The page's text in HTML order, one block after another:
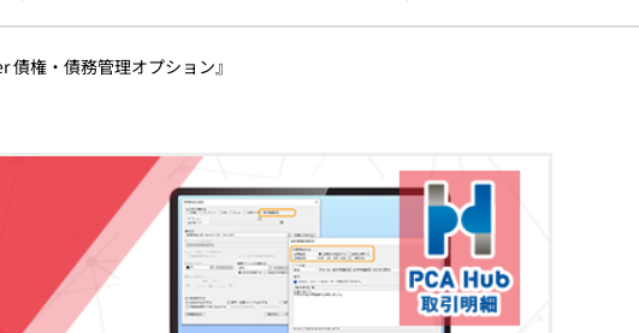
こちら 勤怠管理「クロノスPerformance」
権・債務管理オプション』